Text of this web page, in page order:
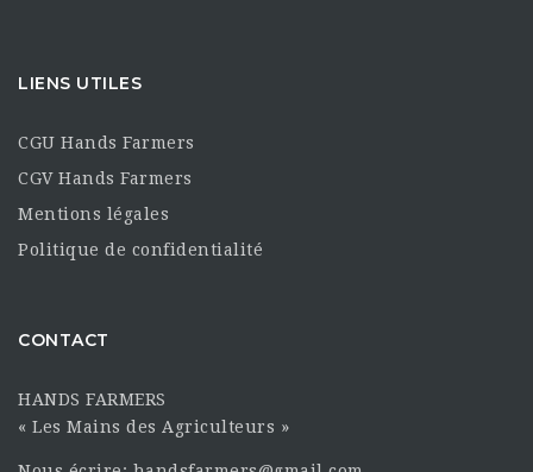
LIENS UTILES
CGU Hands Farmers
CGV Hands Farmers
Mentions légales
Politique de confidentialité
CONTACT
HANDS FARMERS
« Les Mains des Agriculteurs »